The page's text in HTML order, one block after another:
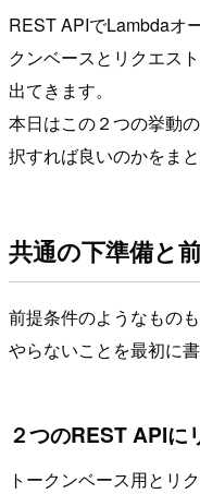
REST APIでLambdaオ
クンベースとリクエス
出てきます。
本日はこの２つの挙動
択すれば良いのかをまと
共通の下準備と
前提条件のようなもの
やらないことを最初に書
２つのREST APIに
トークンベース用とリ